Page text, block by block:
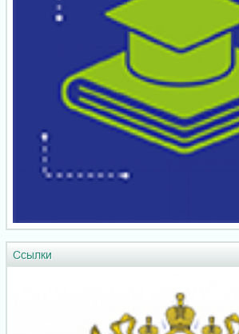
Ссылки